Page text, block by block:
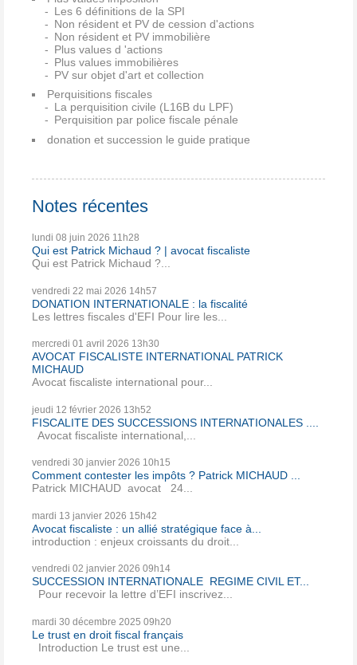
Les 6 définitions de la SPI
Non résident et PV de cession d'actions
Non résident et PV immobilière
Plus values d 'actions
Plus values immobilières
PV sur objet d'art et collection
Perquisitions fiscales
La perquisition civile (L16B du LPF)
Perquisition par police fiscale pénale
donation et succession le guide pratique
Notes récentes
lundi 08 juin 2026 11h28
Qui est Patrick Michaud ? | avocat fiscaliste
Qui est Patrick Michaud ?...
vendredi 22 mai 2026 14h57
DONATION INTERNATIONALE : la fiscalité
Les lettres fiscales d'EFI Pour lire les...
mercredi 01 avril 2026 13h30
AVOCAT FISCALISTE INTERNATIONAL PATRICK
MICHAUD
Avocat fiscaliste international pour...
jeudi 12 février 2026 13h52
FISCALITE DES SUCCESSIONS INTERNATIONALES ....
Avocat fiscaliste international,...
vendredi 30 janvier 2026 10h15
Comment contester les impôts ? Patrick MICHAUD ...
Patrick MICHAUD avocat 24...
mardi 13 janvier 2026 15h42
Avocat fiscaliste : un allié stratégique face à...
introduction : enjeux croissants du droit...
vendredi 02 janvier 2026 09h14
SUCCESSION INTERNATIONALE REGIME CIVIL ET...
Pour recevoir la lettre d’EFI inscrivez...
mardi 30 décembre 2025 09h20
Le trust en droit fiscal français
Introduction Le trust est une...